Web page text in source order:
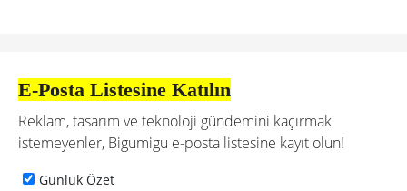
E-Posta Listesine Katılın
Reklam, tasarım ve teknoloji gündemini kaçırmak
istemeyenler, Bigumigu e-posta listesine kayıt olun!
Günlük Özet